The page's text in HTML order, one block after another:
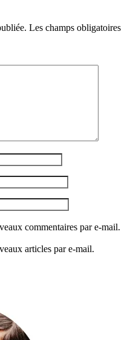
Les champs obligatoires
commentaires par e-mail.
articles par e-mail.